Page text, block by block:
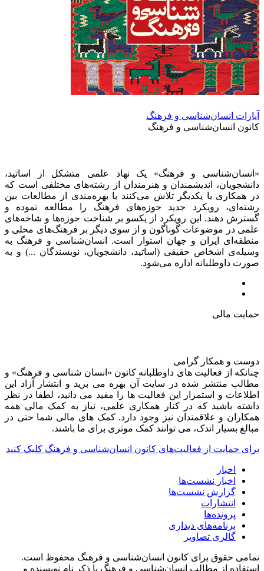
آپارات انسان‌شناسی و فرهنگ
کانون انسان‌شناسی و فرهنگ
«انسان‌شناسی و فرهنگ» یک نهاد علمی متشکل از اساتید،
دانشجویان، اندیشمندان و هنرمندان از رشته‌های مختلفی است که
در همکاری با یکدیگر تلاش می‌کنند با بهره‌مندی از مطالعات بین
رشته‌ای، رویکرد جدید حوزه‌های فرهنگ را مطالعه نموده و
گسترش دهند. این رویکرد از یکسو بر شناخت حوزه‌ها و شاخه‌های
علمی در موضوعات گوناگون و از سوی دیگر بر فرهنگ‌های محلی و
منطقه‌ای ایران و جهان استوار است. انسان‌شناسی و فرهنگ به
وسیله‌ی اشخاص حقیقی (اساتید، دانشجویان، نویسندگان ...) و به
صورت داوطلبانه اداره می‌شود.
حمایت مالی
دوست و همکار گرامی
چنانکه از فعالیت های داوطلبانه کانون «انسان شناسی و فرهنگ» و
مطالب منتشر شده در سایت آن بهره می برید و انتشار آزاد این
اطلاعات و استمرار این فعالیت ها را مفید می دانید، لطفا در نظر
داشته باشید که در کنار همکاری علمی، نیاز به کمک مالی همه
همکاران و علاقمندان نیز وجود دارد. کمک های مالی شما حتی در
مبالغ بسیار اندک، می توانند کمک موثری برای ما باشند.
برای حمایت از فعالیت‌های کانون انسان‌شناسی و فرهنگ کلیک کنید
اخبار
اخبار نشست‌ها
گزارش نشست‌ها
انتشارات
پرونده‌ها
برنامه‌های دیداری
گالری تصاویر
تمامی حقوق برای کانون انسان‌شناسی و فرهنگ محفوظ است.
استفاده از مطالب انسان‌شناسی و فرهنگ با ذکر نام نویسنده و